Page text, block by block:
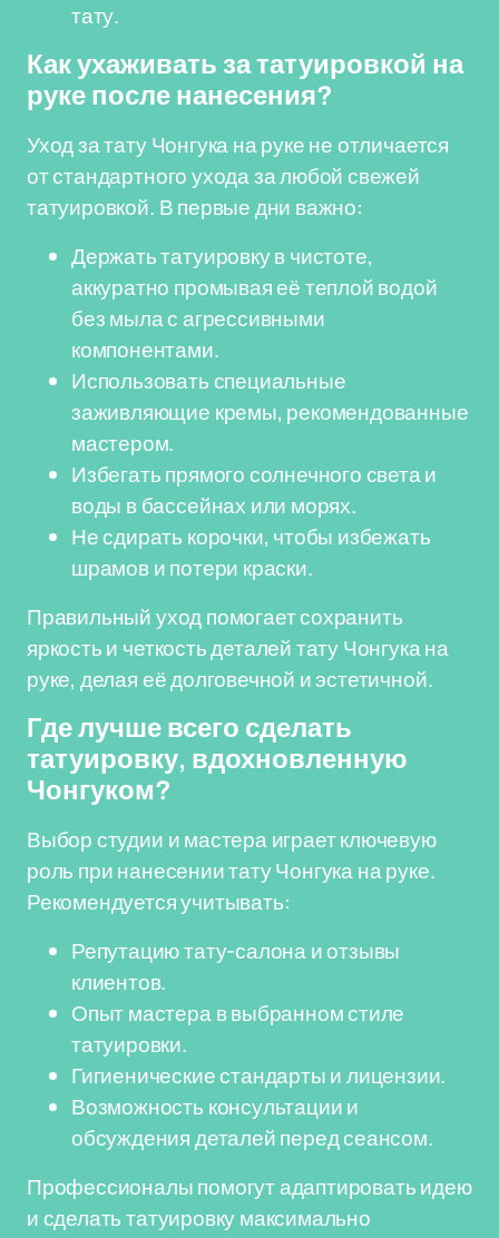
тату.
Как ухаживать за татуировкой на
руке после нанесения?
Уход за тату Чонгука на руке не отличается
от стандартного ухода за любой свежей
татуировкой. В первые дни важно:
Держать татуировку в чистоте,
аккуратно промывая её теплой водой
без мыла с агрессивными
компонентами.
Использовать специальные
заживляющие кремы, рекомендованные
мастером.
Избегать прямого солнечного света и
воды в бассейнах или морях.
Не сдирать корочки, чтобы избежать
шрамов и потери краски.
Правильный уход помогает сохранить
яркость и четкость деталей тату Чонгука на
руке, делая её долговечной и эстетичной.
Где лучше всего сделать
татуировку, вдохновленную
Чонгуком?
Выбор студии и мастера играет ключевую
роль при нанесении тату Чонгука на руке.
Рекомендуется учитывать:
Репутацию тату-салона и отзывы
клиентов.
Опыт мастера в выбранном стиле
татуировки.
Гигиенические стандарты и лицензии.
Возможность консультации и
обсуждения деталей перед сеансом.
Профессионалы помогут адаптировать идею
и сделать татуировку максимально